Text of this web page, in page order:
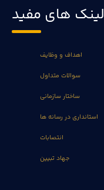
لینک های مفید
اهداف و وظایف
سوالات متداول
ساختار سازمانی
استانداری در رسانه ها
انتصابات
جهاد تبیین